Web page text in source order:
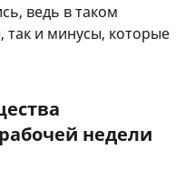
ведь в таком
так и минусы, которые
недели